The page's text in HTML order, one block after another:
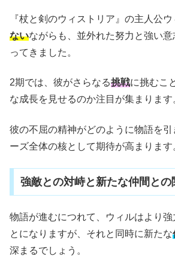
『杖と剣のウィストリア』の主人公ウ
ないながらも、並外れた努力と強い
ってきました。
2期では、彼がさらなる挑戦に挑むこ
な成長を見せるのか注目が集まります
彼の不屈の精神がどのように物語を引
ーズ全体の核として期待が高まります
強敵との対峙と新たな仲間との
物語が進むにつれて、ウィルはより強
とになりますが、それと同時に新たな
深まるでしょう。